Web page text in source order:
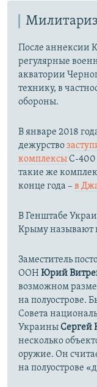
После аннексии
регулярные
акватории
технику, в
обороны.
​В январе 2018
дежурство
комплексыС-400
такие же
конце года – в
В Генштабе
Крыму называют
Заместитель
ООН Юрий
возможном
на полуострове.
Совета
УкраиныСергей
несколько
оружие. Он
на полуострове